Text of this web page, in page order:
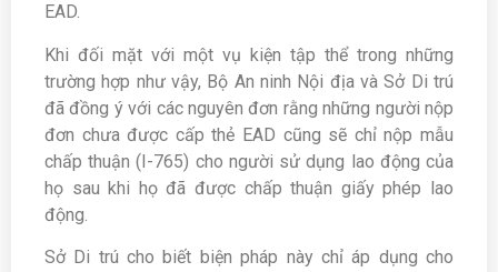
EAD.
Khi đối mặt với một vụ kiện tập thể trong những
trường hợp như vậy, Bộ An ninh Nội địa và Sở Di trú
đã đồng ý với các nguyên đơn rằng những người nộp
đơn chưa được cấp thẻ EAD cũng sẽ chỉ nộp mẫu
chấp thuận (I-765) cho người sử dụng lao động của
họ sau khi họ đã được chấp thuận giấy phép lao
động.
Sở Di trú cho biết biện pháp này chỉ áp dụng cho